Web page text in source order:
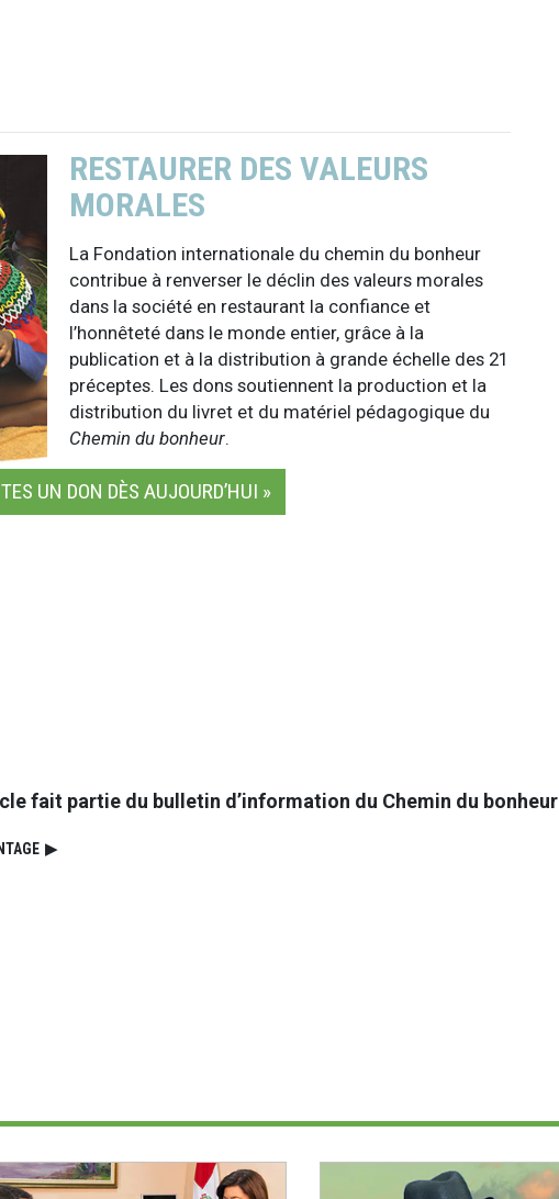
RESTAURER DES VALEURS
MORALES
La Fondation internationale du chemin du bonheur
contribue à renverser le déclin des valeurs morales
dans la société en restaurant la confiance et
l’honnêteté dans le monde entier, grâce à la
publication et à la distribution à grande échelle des 21
préceptes. Les dons soutiennent la production et la
distribution du livret et du matériel pédagogique du
Chemin du bonheur.
UN DON DÈS AUJOURD’HUI »
fait partie du bulletin d’information du Chemin du bonheur
▶